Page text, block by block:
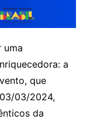
uma
a
que
03/2024,
da